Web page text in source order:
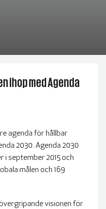
ihop med Agenda
agenda för hållbar
2030. Agenda 2030
i september 2015 och
målen och 169
visionen för